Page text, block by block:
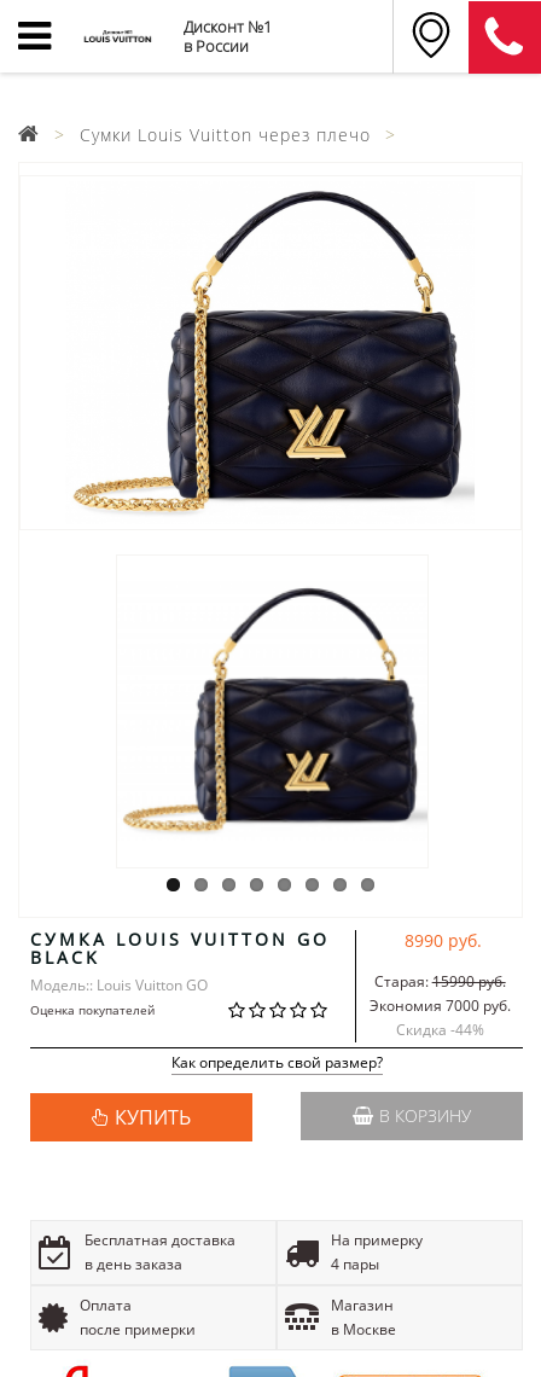
Дисконт №1
в России
Сумки Louis Vuitton через плечо
СУМКА LOUIS VUITTON GO
BLACK
Модель:: Louis Vuitton GO
Оценка покупателей
8990 руб.
Старая:15990 руб.
Экономия 7000 руб.
Скидка -44%
Как определить свой размер?
КУПИТЬ В КОРЗИНУ
Бесплатная доставка
в день заказа
На примерку
4 пары
Оплата
после примерки
Магазин
в Москве